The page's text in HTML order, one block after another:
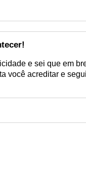
e sei que em
você acreditar e